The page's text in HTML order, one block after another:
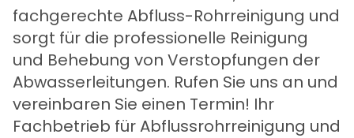
fachgerechte Abfluss-Rohrreinigung und
sorgt für die professionelle Reinigung
und Behebung von Verstopfungen der
Abwasserleitungen. Rufen Sie uns an und
vereinbaren Sie einen Termin! Ihr
Fachbetrieb für Abflussrohrreinigung und